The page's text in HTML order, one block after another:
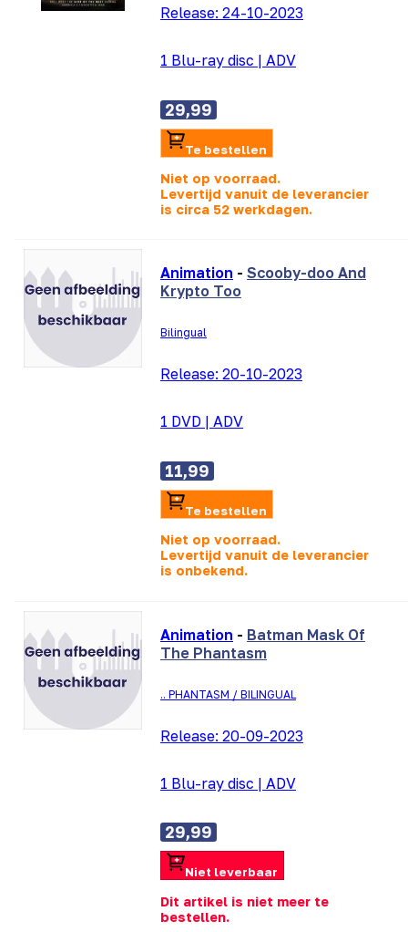
Release: 24-10-2023
1 Blu-ray disc | ADV
29,99
Te bestellen
Niet op voorraad.
Levertijd vanuit de leverancier
is circa 52 werkdagen.
Animation - Scooby-doo And
Krypto Too
Bilingual
Release: 20-10-2023
1 DVD | ADV
11,99
Te bestellen
Niet op voorraad.
Levertijd vanuit de leverancier
is onbekend.
Animation - Batman Mask Of
The Phantasm
.. PHANTASM / BILINGUAL
Release: 20-09-2023
1 Blu-ray disc | ADV
29,99
Niet leverbaar
Dit artikel is niet meer te
bestellen.